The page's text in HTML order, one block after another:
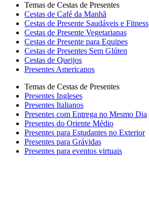
Temas de Cestas de Presentes
Cestas de Café da Manhã
Cestas de Presente Saudáveis e Fitness
Cestas de Presente Vegetarianas
Cestas de Presente para Equipes
Cestas de Presentes Sem Glúten
Cestas de Queijos
Presentes Americanos
Temas de Cestas de Presentes
Presentes Ingleses
Presentes Italianos
Presentes com Entrega no Mesmo Dia
Presentes do Oriente Médio
Presentes para Estudantes no Exterior
Presentes para Grávidas
Presentes para eventos virtuais